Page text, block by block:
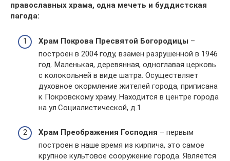
православных храма, одна мечеть и буддистская
пагода:
Храм Покрова Пресвятой Богородицы –
построен в 2004 году, взамен разрушенной в 1946
год. Маленькая, деревянная, одноглавая церковь
с колокольней в виде шатра. Осуществляет
духовное окормление жителей города, приписана
к Покровскому храму. Находится в центре города
на ул.Социалистической, д.1.
Храм Преображения Господня – первым
построен в наше время из кирпича, это самое
крупное культовое сооружение города. Является